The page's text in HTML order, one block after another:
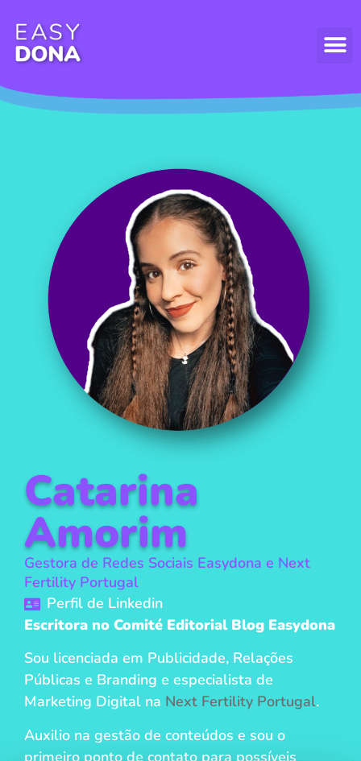
Catarina
Amorim
Gestora de Redes Sociais Easydona e Next
Fertility Portugal
Perfil de Linkedin
Escritora no Comité Editorial Blog Easydona
Sou licenciada em Publicidade, Relações
Públicas e Branding e especialista de
Marketing Digital na Next Fertility Portugal.
Auxilio na gestão de conteúdos e sou o
primeiro ponto de contato para possíveis